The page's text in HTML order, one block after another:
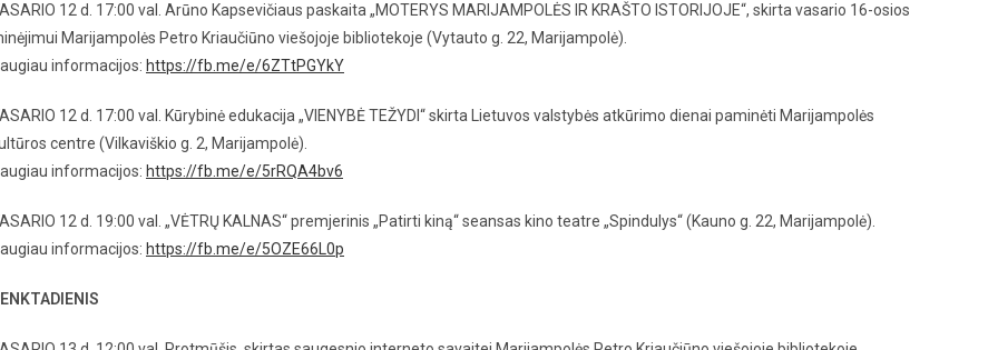
12 d. 17:00 val. Arūno Kapsevičiaus paskaita „MOTERYS MARIJAMPOLĖS IR KRAŠTO ISTORIJOJE“, skirta vasario 16-osios
Marijampolės Petro Kriaučiūno viešojoje bibliotekoje (Vytauto g. 22, Marijampolė).
informacijos: https://fb.me/e/6ZTtPGYkY
12 d. 17:00 val. Kūrybinė edukacija „VIENYBĖ TEŽYDI“ skirta Lietuvos valstybės atkūrimo dienai paminėti Marijampolės
centre (Vilkaviškio g. 2, Marijampolė).
informacijos: https://fb.me/e/5rRQA4bv6
12 d. 19:00 val. „VĖTRŲ KALNAS“ premjerinis „Patirti kiną“ seansas kino teatre „Spindulys“ (Kauno g. 22, Marijampolė).
informacijos: https://fb.me/e/5OZE66L0p